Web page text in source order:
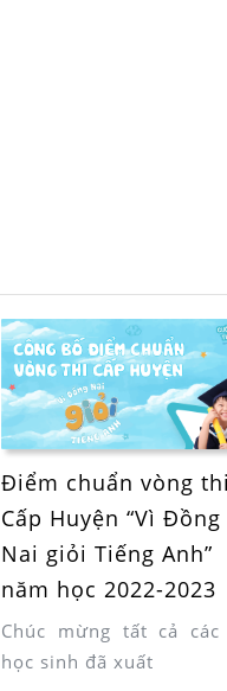
Điểm chuẩn vòng
Cấp Huyện “Vì Đồng
Nai giỏi Tiếng Anh”
năm học 2022-2023
Chúc mừng tất cả các
học sinh đã xuất